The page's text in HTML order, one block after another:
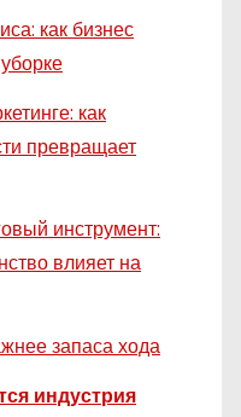
как бизнес
как
превращает
инструмент:
влияет на
запаса хода
индустрия